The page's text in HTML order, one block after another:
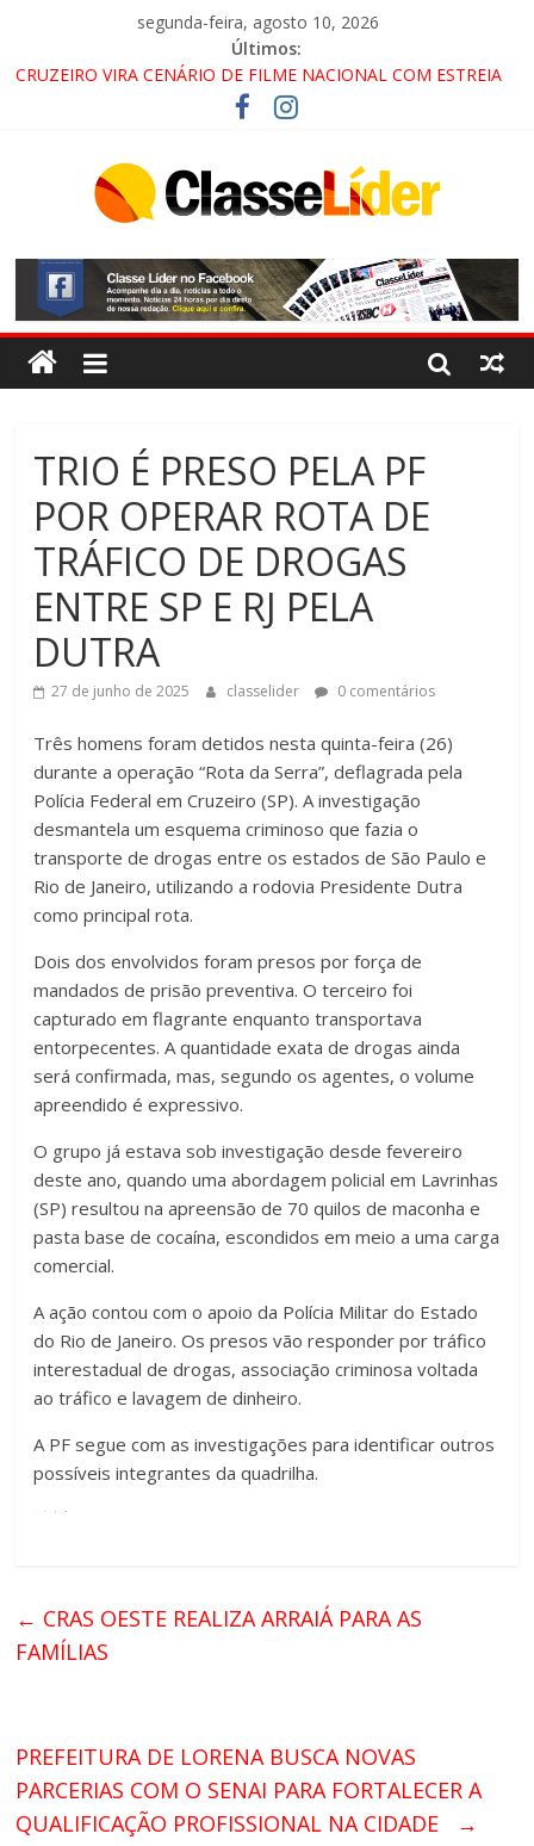
segunda-feira, agosto 10, 2026
Últimos:
CRUZEIRO VIRA CENÁRIO DE FILME NACIONAL COM ESTREIA
PROMOTOR DO GAECO
ACESSO À APARECIDA NA DUTRA SERÁ BLOQUEADO NO FIM
ALTERNATIVAS
LORENA, PINDAMONHANGABA E QUELUZ NA RETA FINAL
PELA FÁBRICA DA COCA-COLA!
TRIO É PRESO PELA PF
POR OPERAR ROTA DE
TRÁFICO DE DROGAS
ENTRE SP E RJ PELA
DUTRA
27 de junho de 2025 classelider 0 comentários
Três homens foram detidos nesta quinta-feira (26)
durante a operação “Rota da Serra”, deflagrada pela
Polícia Federal em Cruzeiro (SP). A investigação
desmantela um esquema criminoso que fazia o
transporte de drogas entre os estados de São Paulo e
Rio de Janeiro, utilizando a rodovia Presidente Dutra
como principal rota.
Dois dos envolvidos foram presos por força de
mandados de prisão preventiva. O terceiro foi
capturado em flagrante enquanto transportava
entorpecentes. A quantidade exata de drogas ainda
será confirmada, mas, segundo os agentes, o volume
apreendido é expressivo.
O grupo já estava sob investigação desde fevereiro
deste ano, quando uma abordagem policial em Lavrinhas
(SP) resultou na apreensão de 70 quilos de maconha e
pasta base de cocaína, escondidos em meio a uma carga
comercial.
A ação contou com o apoio da Polícia Militar do Estado
do Rio de Janeiro. Os presos vão responder por tráfico
interestadual de drogas, associação criminosa voltada
ao tráfico e lavagem de dinheiro.
A PF segue com as investigações para identificar outros
possíveis integrantes da quadrilha.
← CRAS OESTE REALIZA ARRAIÁ PARA AS
FAMÍLIAS
PREFEITURA DE LORENA BUSCA NOVAS
PARCERIAS COM O SENAI PARA FORTALECER A
QUALIFICAÇÃO PROFISSIONAL NA CIDADE
→